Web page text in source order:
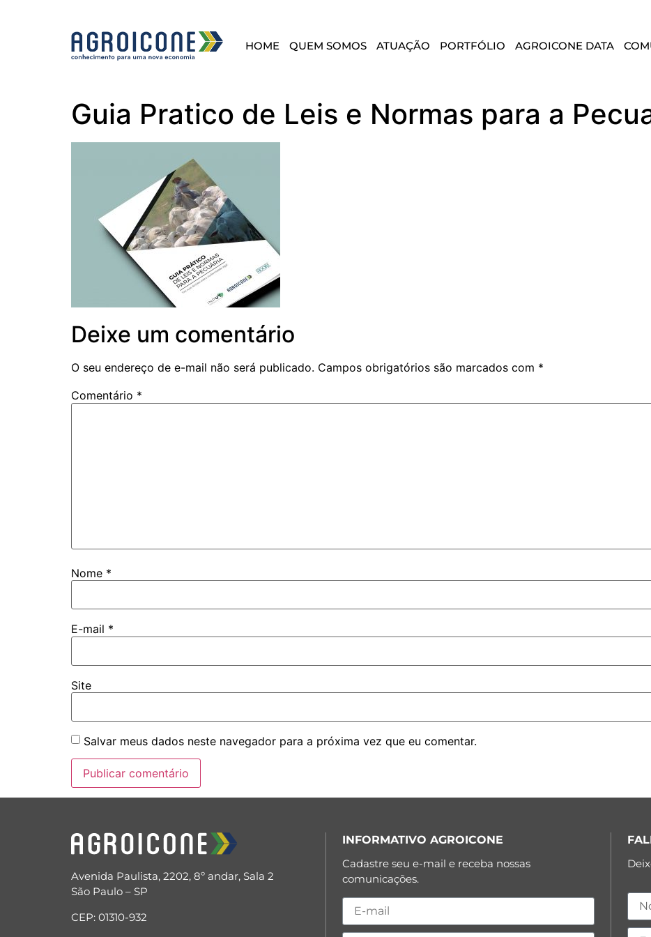
HOME QUEM SOMOS ATUAÇÃO PORTFÓLIO AGROICONE DATA
Guia Pratico de Leis e Normas para a
Deixe um comentário
O seu endereço de e-mail não será publicado. Campos obrigatórios são marcados com *
Comentário *
Nome *
E-mail *
Site
Salvar meus dados neste navegador para a próxima vez que eu comentar.
Avenida Paulista, 2202, 8º andar, Sala 2
São Paulo – SP
CEP: 01310-932
INFORMATIVO AGROICONE
Cadastre seu e-mail e receba nossas
comunicações.